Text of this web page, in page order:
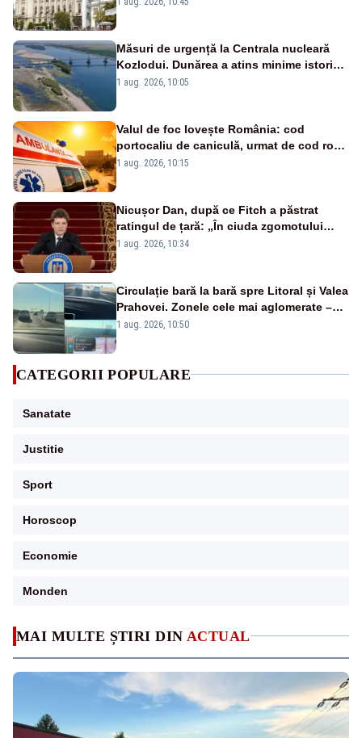
MAI MULTE ȘTIRI DIN ACTUAL
Măsuri de urgență la Centrala nucleară
Kozlodui. Dunărea a atins minime istorice
și în Bulgaria
1 aug. 2026, 10:05
Valul de foc lovește România: cod
portocaliu de caniculă, urmat de cod roșu
duminică. Temperaturile urcă spre 40°C
1 aug. 2026, 10:15
Nicușor Dan, după ce Fitch a păstrat
ratingul de țară: „În ciuda zgomotului
politic, România funcționează”
1 aug. 2026, 10:34
Circulație bară la bară spre Litoral și Valea
Prahovei. Zonele cele mai aglomerate –
INFOTRAFIC
1 aug. 2026, 10:50
CATEGORII POPULARE
Sanatate
Justitie
Sport
Horoscop
Economie
Monden